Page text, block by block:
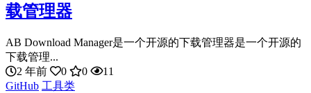
载管理器
AB Download Manager是一个开源的下载管理器是一个开源的
下载管理...
2 年前
0 0
11
GitHub 工具类